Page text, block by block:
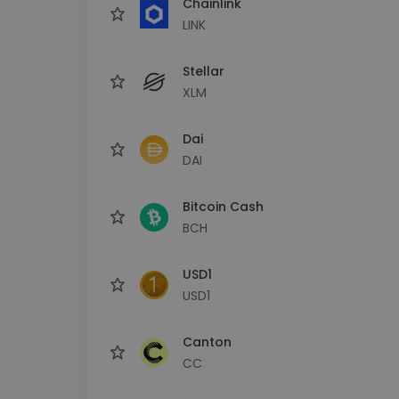
LINK
Stellar
XLM
Dai
DAI
Bitcoin Cash
BCH
USD1
USD1
Canton
CC